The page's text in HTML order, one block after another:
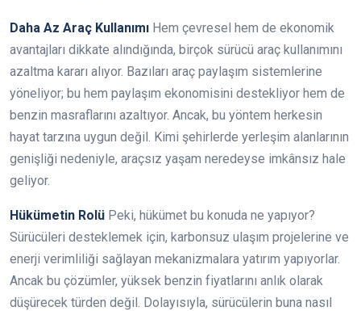
Daha Az Araç Kullanımı Hem çevresel hem de ekonomik
avantajları dikkate alındığında, birçok sürücü araç kullanımını
azaltma kararı alıyor. Bazıları araç paylaşım sistemlerine
yöneliyor; bu hem paylaşım ekonomisini destekliyor hem de
benzin masraflarını azaltıyor. Ancak, bu yöntem herkesin
hayat tarzına uygun değil. Kimi şehirlerde yerleşim alanlarının
genişliği nedeniyle, araçsız yaşam neredeyse imkânsız hale
geliyor.
Hükümetin Rolü Peki, hükümet bu konuda ne yapıyor?
Sürücüleri desteklemek için, karbonsuz ulaşım projelerine ve
enerji verimliliği sağlayan mekanizmalara yatırım yapıyorlar.
Ancak bu çözümler, yüksek benzin fiyatlarını anlık olarak
düşürecek türden değil. Dolayısıyla, sürücülerin buna nasıl